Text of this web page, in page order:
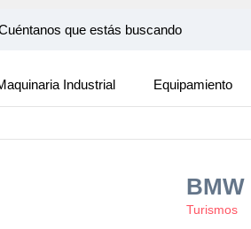
Industrial Equipamiento
BMW
Turismos